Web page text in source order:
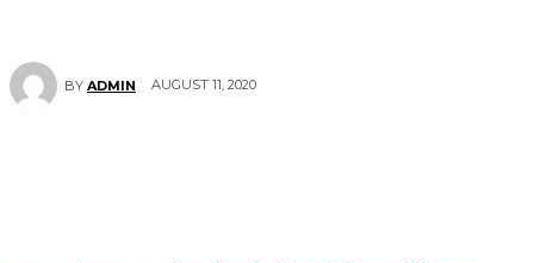
BY ADMIN AUGUST 11, 2020